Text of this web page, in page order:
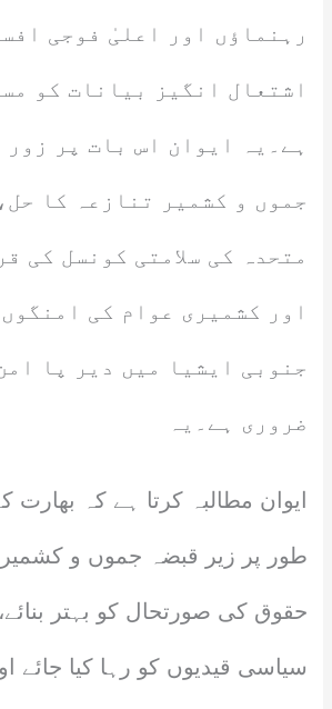
رہنماؤں اور اعلیٰ فوجی
اشتعال انگیز بیانات کو
ہے۔یہ ایوان اس بات پر زور
جموں و کشمیر تنازعہ کا
متحدہ کی سلامتی کونسل کی
اور کشمیری عوام کی
جنوبی ایشیا میں دیر پا
ضروری ہے۔یہ
ایوان مطالبہ کرتا ہے کہ بھارت
طور پر زیر قبضہ جموں و
حقوق کی صورتحال کو بہتر
سیاسی قیدیوں کو رہا کیا جائے